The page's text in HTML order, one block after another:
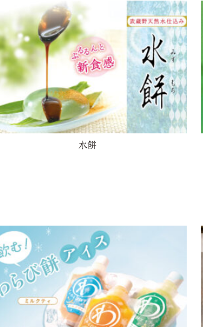
水餅